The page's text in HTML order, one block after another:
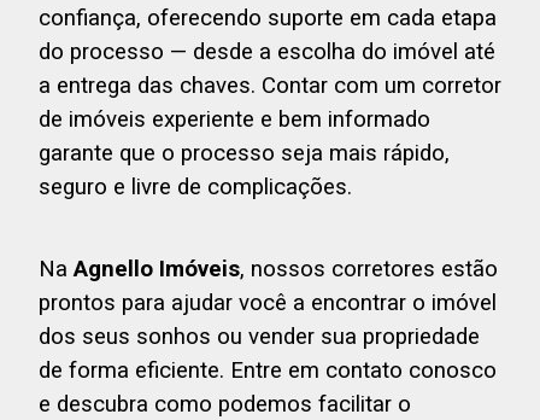
confiança, oferecendo suporte em cada etapa
do processo — desde a escolha do imóvel até
a entrega das chaves. Contar com um corretor
de imóveis experiente e bem informado
garante que o processo seja mais rápido,
seguro e livre de complicações.
NaAgnello Imóveis, nossos corretores estão
prontos para ajudar você a encontrar o imóvel
dos seus sonhos ou vender sua propriedade
de forma eficiente. Entre em contato conosco
e descubra como podemos facilitar o